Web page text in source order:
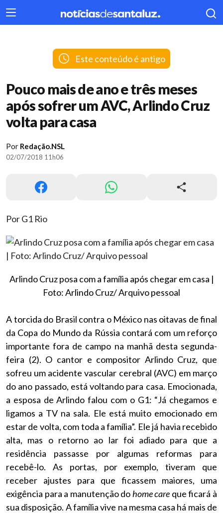
404
Este conteúdo é antigo
Pouco mais de ano e três meses
após sofrer um AVC, Arlindo Cruz
volta para casa
Por Redação.NSL
02/07/2018 11h06
Por G1 Rio
Arlindo Cruz posa com a família após chegar em casa |
Foto: Arlindo Cruz/ Arquivo pessoal
A torcida do Brasil contra o México nas oitavas de final
da Copa do Mundo da Rússia contará com um reforço
importante fora de campo na manhã desta segunda-
feira (2). O cantor e compositor Arlindo Cruz, que
sofreu um acidente vascular cerebral (AVC) em março
do ano passado, está voltando para casa. Emocionada,
a esposa de Arlindo falou com o G1: “Já chegamos e
ligamos a TV na sala. Ele está muito emocionado em
estar de volta, com toda a família”. Ele já havia recebido
alta, mas o retorno ao lar foi adiado para que a
residência passasse por algumas reformas para
recebê-lo. As portas, por exemplo, tiveram que
receber ajustes para que ficassem maiores, uma
exigência para a manutenção dohome care que ficará à
sua disposição. A família vive na mesma casa há mais de